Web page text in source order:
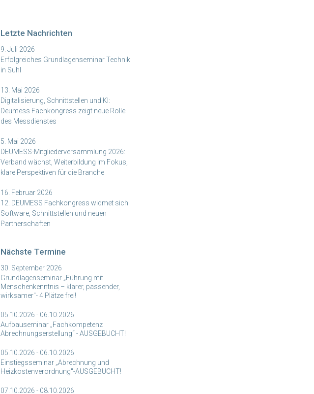
Letzte Nachrichten
9. Juli 2026
Erfolgreiches Grundlagenseminar Technik
in Suhl
13. Mai 2026
Digitalisierung, Schnittstellen und KI:
Deumess Fachkongress zeigt neue Rolle
des Messdienstes
5. Mai 2026
DEUMESS-Mitgliederversammlung 2026:
Verband wächst, Weiterbildung im Fokus,
klare Perspektiven für die Branche
16. Februar 2026
12. DEUMESS Fachkongress widmet sich
Software, Schnittstellen und neuen
Partnerschaften
Nächste Termine
30. September 2026
Grundlagenseminar „Führung mit
Menschenkenntnis – klarer, passender,
wirksamer"- 4 Plätze frei!
05.10.2026 - 06.10.2026
Aufbauseminar „Fachkompetenz
Abrechnungserstellung“ - AUSGEBUCHT!
05.10.2026 - 06.10.2026
Einstiegsseminar „Abrechnung und
Heizkostenverordnung"-AUSGEBUCHT!
07.10.2026 - 08.10.2026